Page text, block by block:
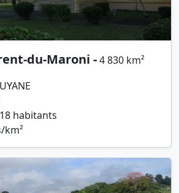
du-Maroni -4 830 km²
habitants
km²